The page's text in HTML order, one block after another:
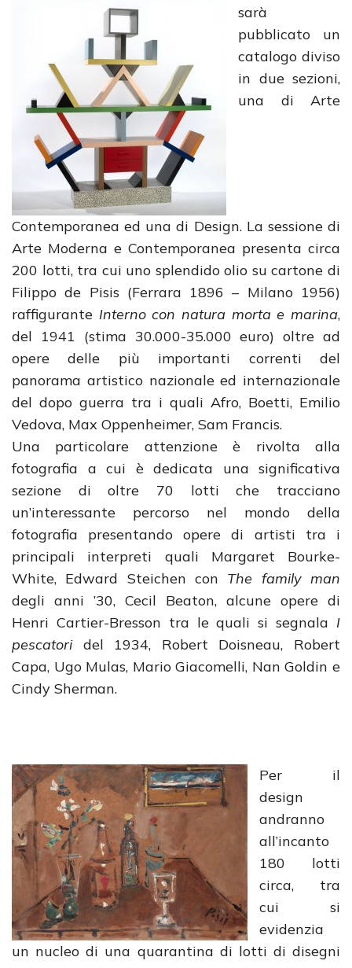
sarà
pubblicato un
catalogo diviso
in due sezioni,
una di Arte
Contemporanea ed una di Design. La sessione di
Arte Moderna e Contemporanea presenta circa
200 lotti, tra cui uno splendido olio su cartone di
Filippo de Pisis (Ferrara 1896 – Milano 1956)
raffigurante Interno con natura morta e marina,
del 1941 (stima 30.000-35.000 euro) oltre ad
opere delle più importanti correnti del
panorama artistico nazionale ed internazionale
del dopo guerra tra i quali Afro, Boetti, Emilio
Vedova, Max Oppenheimer, Sam Francis.
Una particolare attenzione è rivolta alla
fotografia a cui è dedicata una significativa
sezione di oltre 70 lotti che tracciano
un’interessante percorso nel mondo della
fotografia presentando opere di artisti tra i
principali interpreti quali Margaret Bourke-
White, Edward Steichen con The family man
degli anni ’30, Cecil Beaton, alcune opere di
Henri Cartier-Bresson tra le quali si segnala I
pescatoridel 1934, Robert Doisneau, Robert
Capa, Ugo Mulas, Mario Giacomelli, Nan Goldin e
Cindy Sherman.
Per il
design
andranno
all’incanto
180 lotti
circa, tra
cui si
evidenzia
un nucleo di una quarantina di lotti di disegni